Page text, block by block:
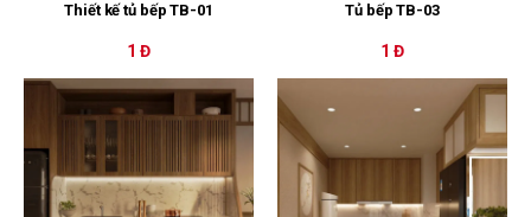
Thiết kế tủ bếp TB-01
1 Đ
Tủ bếp TB-03
1 Đ